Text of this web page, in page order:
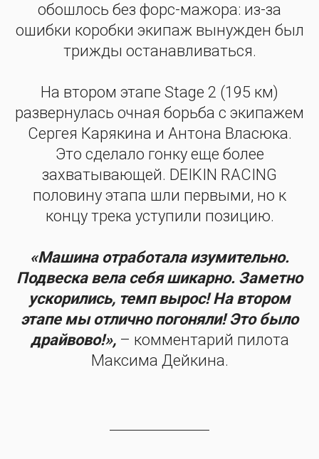
обошлось без форс-мажора: из-за
ошибки коробки экипаж вынужден был
трижды останавливаться.
На втором этапе Stage 2 (195 км)
развернулась очная борьба с экипажем
Сергея Карякина и Антона Власюка.
Это сделало гонку еще более
захватывающей. DEIKIN RACING
половину этапа шли первыми, но к
концу трека уступили позицию.
«Машина отработала изумительно.
Подвеска вела себя шикарно. Заметно
ускорились, темп вырос! На втором
этапе мы отлично погоняли! Это было
драйвово!»,– комментарий пилота
Максима Дейкина.